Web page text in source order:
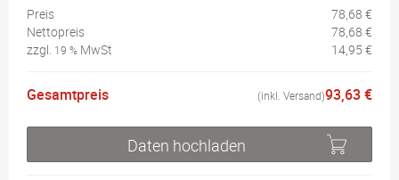
Preis
78,68 €
Nettopreis
78,68 €
zzgl. 19 % MwSt 14,95 €
Gesamtpreis 93,63 €
(inkl. Versand)
Daten hochladen